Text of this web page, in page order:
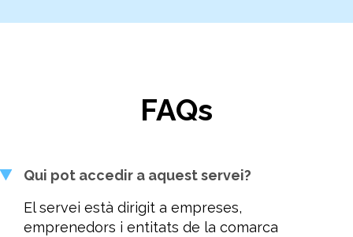
FAQs
Qui pot accedir a aquest servei?
El servei està dirigit a empreses,
emprenedors i entitats de la comarca